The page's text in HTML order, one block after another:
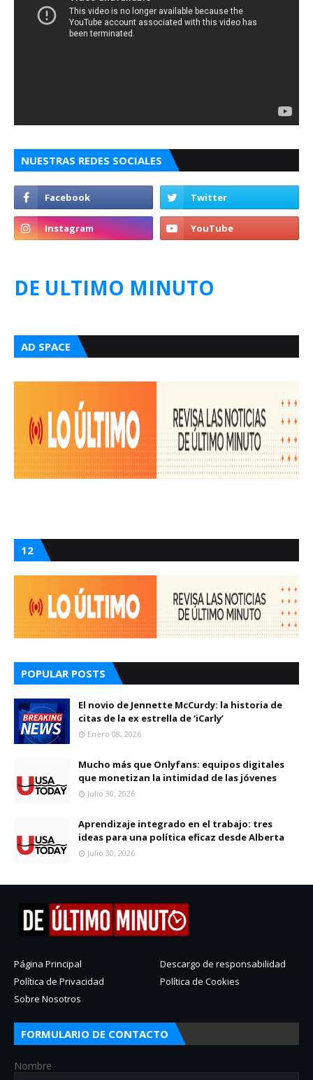
NUESTRAS REDES SOCIALES
DE ULTIMO MINUTO
AD SPACE
12
POPULAR POSTS
El novio de Jennette McCurdy: la historia de
citas de la ex estrella de ‘iCarly’
Enero 08, 2026
Mucho más que Onlyfans: equipos digitales
que monetizan la intimidad de las jóvenes
Julio 30, 2026
Aprendizaje integrado en el trabajo: tres
ideas para una política eficaz desde Alberta
Julio 30, 2026
Página Principal
Descargo de responsabilidad
Política de Privacidad
Política de Cookies
Sobre Nosotros
FORMULARIO DE CONTACTO
Nombre